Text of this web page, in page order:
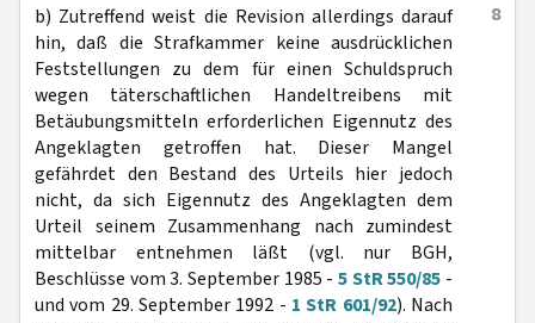
8
b) Zutreffend weist die Revision allerdings darauf
hin, daß die Strafkammer keine ausdrücklichen
Feststellungen zu dem für einen Schuldspruch
wegen täterschaftlichen Handeltreibens mit
Betäubungsmitteln erforderlichen Eigennutz des
Angeklagten getroffen hat. Dieser Mangel
gefährdet den Bestand des Urteils hier jedoch
nicht, da sich Eigennutz des Angeklagten dem
Urteil seinem Zusammenhang nach zumindest
mittelbar entnehmen läßt (vgl. nur BGH,
Beschlüsse vom 3. September 1985 - 5 StR 550/85 -
und vom 29. September 1992 - 1 StR 601/92). Nach